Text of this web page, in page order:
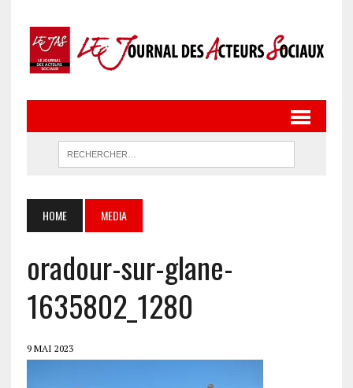
HOME MEDIA
oradour-sur-glane-
1635802_1280
9 MAI 2023